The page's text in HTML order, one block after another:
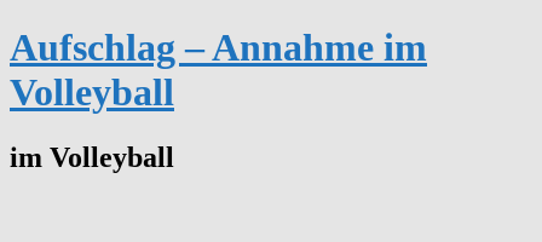
Aufschlag – Annahme im
Volleyball
im Volleyball